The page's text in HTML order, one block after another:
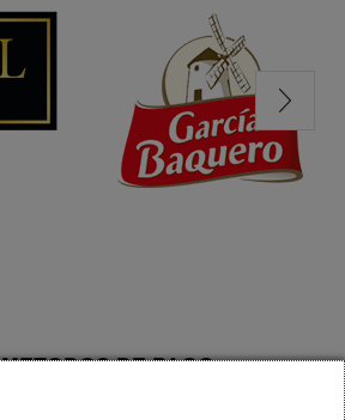
METODOS DE PAGO